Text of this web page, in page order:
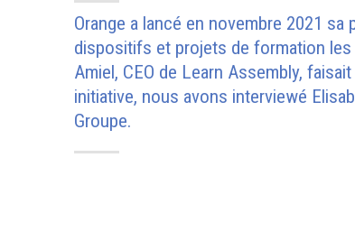
Orange a lancé en novembre 2021
dispositifs et projets de formation
Amiel, CEO de Learn Assembly,
initiative, nous avons interviewé
Groupe.